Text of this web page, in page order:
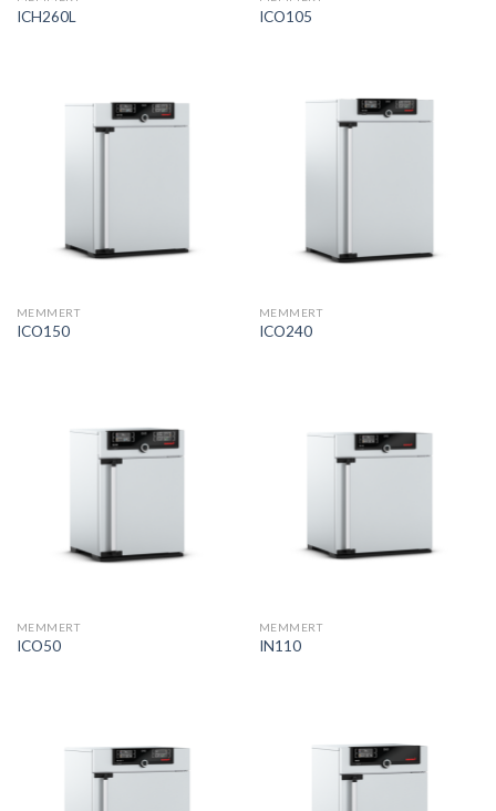
ICH260L ICO105
MEMMERT
ICO150
MEMMERT
ICO240
MEMMERT
ICO50
MEMMERT
IN110